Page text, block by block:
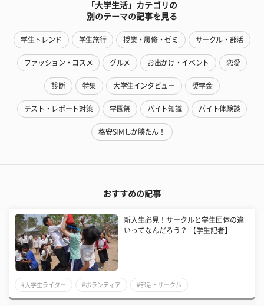
「大学生活」カテゴリの
別のテーマの記事を見る
学生トレンド 学生旅行 授業・履修・ゼミ サークル・部活
ファッション・コスメ グルメ お出かけ・イベント 恋愛
診断 特集 大学生インタビュー 奨学金
テスト・レポート対策 学園祭 バイト知識 バイト体験談
格安SIMしか勝たん！
おすすめの記事
新入生必見！サークルと学生団体の違
いってなんだろう？ 【学生記者】
#大学生ライター #ボランティア #部活・サークル